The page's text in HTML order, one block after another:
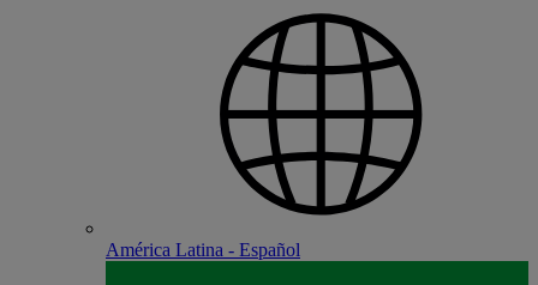
América Latina - Español